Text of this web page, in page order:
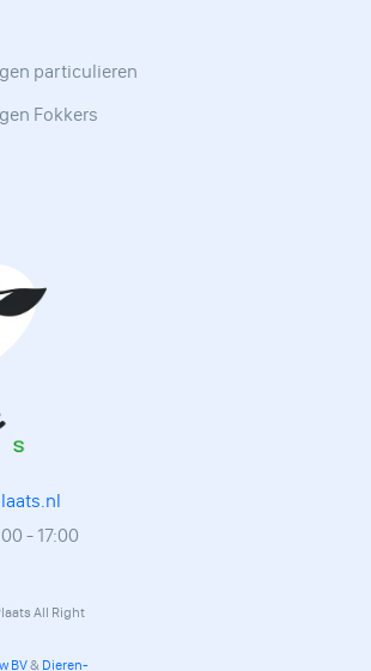
- 17:00
All Right
BV& Dieren-
particulieren
Fokkers